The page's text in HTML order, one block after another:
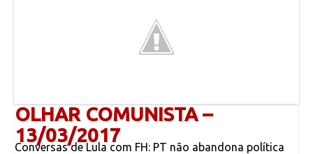
OLHAR COMUNISTA –
13/03/2017
Conversas de Lula com FH: PT não abandona política